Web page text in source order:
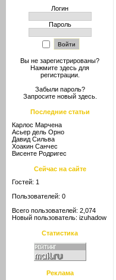
Логин
Пароль
Вы не зарегистрированы?
Нажмите здесь для
регистрации.
Забыли пароль?
Запросите новый здесь.
Последние статьи
Карлос Марчена
Асьер дель Орно
Давид Сильва
Хоакин Санчес
Висенте Родригес
Сейчас на сайте
Гостей: 1
Пользователей: 0
Всего пользователей: 2,074
Новый пользователь: izuhadow
Статистика
Реклама